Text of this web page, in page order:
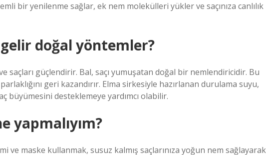
bir yenilenme sağlar, ek nem molekülleri yükler ve saçınıza canlılık
doğal yöntemler?
saçları güçlendirir. Bal, saçı yumuşatan doğal bir nemlendiricidir. Bu
geri kazandırır. Elma sirkesiyle hazırlanan durulama suyu,
büyümesini desteklemeye yardımcı olabilir.
yapmalıyım?
ve maske kullanmak, susuz kalmış saçlarınıza yoğun nem sağlayarak